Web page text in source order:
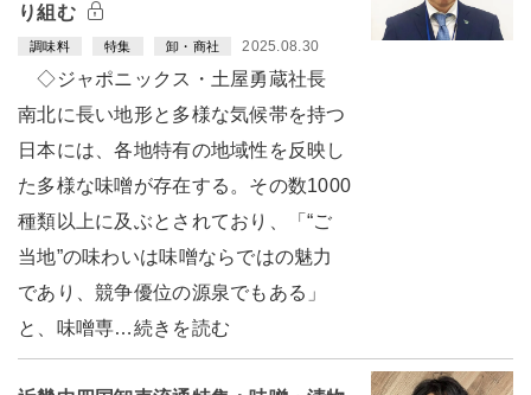
り組む
調味料 特集 卸・商社 2025.08.30
◇ジャポニックス・土屋勇蔵社長
南北に長い地形と多様な気候帯を持つ
日本には、各地特有の地域性を反映し
た多様な味噌が存在する。その数1000
種類以上に及ぶとされており、「“ご
当地”の味わいは味噌ならではの魅力
であり、競争優位の源泉でもある」
と、味噌専…続きを読む